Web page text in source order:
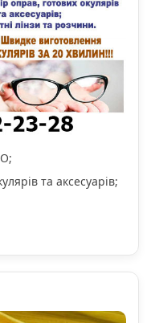
та аксесуарів;